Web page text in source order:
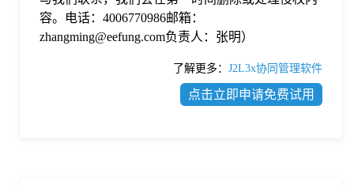
容。电话：4006770986邮箱：
zhangming@eefung.com负责人：张明）
了解更多： J2L3x协同管理软件
点击立即申请免费试用